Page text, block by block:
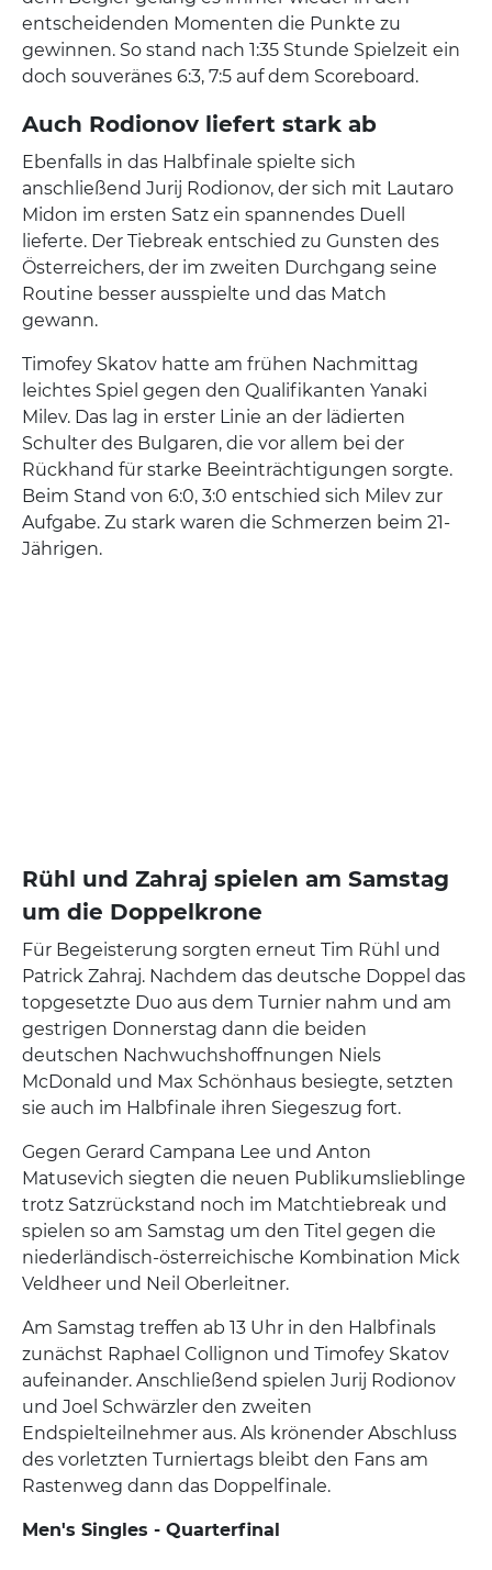
entscheidenden Momenten die Punkte zu
gewinnen. So stand nach 1:35 Stunde Spielzeit ein
doch souveränes 6:3, 7:5 auf dem Scoreboard.
Auch Rodionov liefert stark ab
Ebenfalls in das Halbfinale spielte sich
anschließend Jurij Rodionov, der sich mit Lautaro
Midon im ersten Satz ein spannendes Duell
lieferte. Der Tiebreak entschied zu Gunsten des
Österreichers, der im zweiten Durchgang seine
Routine besser ausspielte und das Match
gewann.
Timofey Skatov hatte am frühen Nachmittag
leichtes Spiel gegen den Qualifikanten Yanaki
Milev. Das lag in erster Linie an der lädierten
Schulter des Bulgaren, die vor allem bei der
Rückhand für starke Beeinträchtigungen sorgte.
Beim Stand von 6:0, 3:0 entschied sich Milev zur
Aufgabe. Zu stark waren die Schmerzen beim 21-
Jährigen.
Rühl und Zahraj spielen am Samstag
um die Doppelkrone
Für Begeisterung sorgten erneut Tim Rühl und
Patrick Zahraj. Nachdem das deutsche Doppel das
topgesetzte Duo aus dem Turnier nahm und am
gestrigen Donnerstag dann die beiden
deutschen Nachwuchshoffnungen Niels
McDonald und Max Schönhaus besiegte, setzten
sie auch im Halbfinale ihren Siegeszug fort.
Gegen Gerard Campana Lee und Anton
Matusevich siegten die neuen Publikumslieblinge
trotz Satzrückstand noch im Matchtiebreak und
spielen so am Samstag um den Titel gegen die
niederländisch-österreichische Kombination Mick
Veldheer und Neil Oberleitner.
Am Samstag treffen ab 13 Uhr in den Halbfinals
zunächst Raphael Collignon und Timofey Skatov
aufeinander. Anschließend spielen Jurij Rodionov
und Joel Schwärzler den zweiten
Endspielteilnehmer aus. Als krönender Abschluss
des vorletzten Turniertags bleibt den Fans am
Rastenweg dann das Doppelfinale.
Men's Singles - Quarterfinal